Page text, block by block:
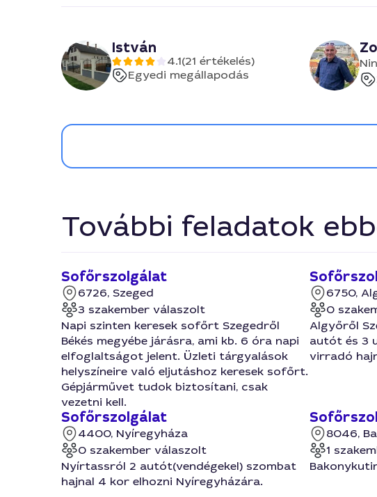
István
4.1(21 értékelés)
Egyedi megállapodás
További feladatok
Sofőrszolgálat
6726, Szeged
3 szakember válaszolt
Napi szinten keresek sofőrt Szegedről
Békés megyébe járásra, ami kb. 6 óra napi
elfoglaltságot jelent. Üzleti tárgyalások
helyszíneire való eljutáshoz keresek sofőrt.
Gépjárművet tudok biztosítani, csak
vezetni kell.
6750,
0
Algyőről
autót és 3
virradó
Sofőrszolgálat
4400, Nyíregyháza
0 szakember válaszolt
Nyírtassról 2 autót(vendégekel) szombat
hajnal 4 kor elhozni Nyíregyházára.
8046,
1